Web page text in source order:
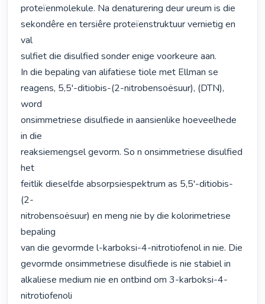
proteïenmolekule. Na denaturering deur ureum is die
sekondêre en tersiêre proteïenstruktuur vernietig en
val
sulfiet die disulfied sonder enige voorkeure aan.
In die bepaling van alifatiese tiole met Ellman se
reagens, 5,5'-ditiobis-(2-nitrobensoësuur), (DTN),
word
onsimmetriese disulfiede in aansienlike hoeveelhede
in die
reaksiemengsel gevorm. So n onsimmetriese disulfied
het
feitlik dieselfde absorpsiespektrum as 5,5'-ditiobis-
(2-
nitrobensoësuur) en meng nie by die kolorimetriese
bepaling
van die gevormde l-karboksi-4-nitrotiofenol in nie. Die
gevormde onsimmetriese disulfiede is nie stabiel in
alkaliese medium nie en ontbind om 3-karboksi-4-
nitrotiofenoli